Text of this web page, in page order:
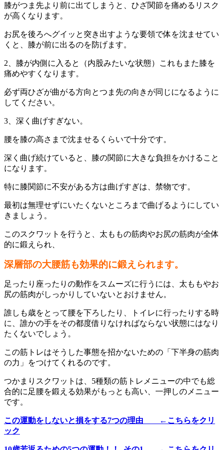
膝がつま先より前に出てしまうと、ひざ関節を痛めるリスク
が高くなります。
お尻を後ろへグイッと突き出すような要領で体を沈ませてい
くと、膝が前に出るのを防げます。
2、膝が内側に入ると（内股みたいな状態）これもまた膝を
痛めやすくなります。
必ず両ひざが曲がる方向とつま先の向きが同じになるように
してください。
3、深く曲げすぎない。
腰を膝の高さまで沈ませるくらいで十分です。
深く曲げ続けていると、膝の関節に大きな負担をかけること
になります。
特に膝関節に不安がある方は曲げすぎは、禁物です。
最初は無理せずにいたくないところまで曲げるようにしてい
きましょう。
このスクワットを行うと、太ももの筋肉やお尻の筋肉が全体
的に鍛えられ、
深層部の大腰筋も効果的に鍛えられます。
足ったり座ったりの動作をスムーズに行うには、太ももやお
尻の筋肉がしっかりしていないとおけません。
誰しも歳をとって腰を下ろしたり、トイレに行ったりする時
に、誰かの手をその都度借りなければならない状態にはなり
たくないでしょう。
この筋トレはそうした事態を招かないための「下半身の筋肉
の力」をつけてくれるのです。
つかまりスクワットは、5種類の筋トレメニューの中でも総
合的に足腰を鍛える効果がもっとも高い、一押しのメニュー
です。
この運動をしないと損をする7つの理由 ←こちらをクリ
ック